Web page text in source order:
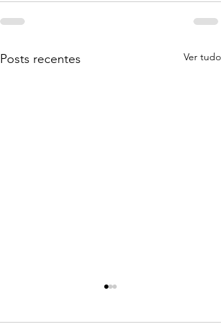
Posts recentes Ver tudo